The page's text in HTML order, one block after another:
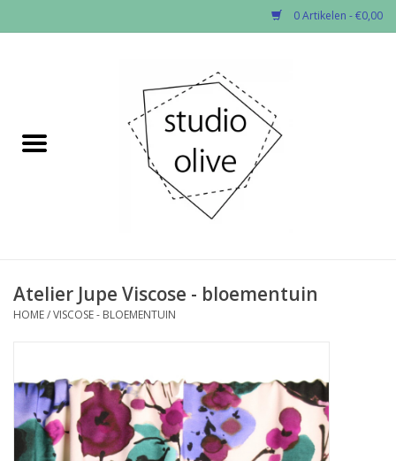
0 Artikelen - €0,00
✂︎Nieuw
Fournituren
Workshops
Diy pakketten
Atelier Jupe Viscose - bloementuin
HOME/VISCOSE - BLOEMENTUIN